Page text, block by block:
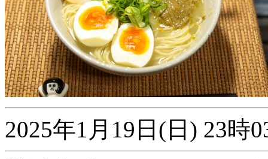
2025年1月19日(日) 23時